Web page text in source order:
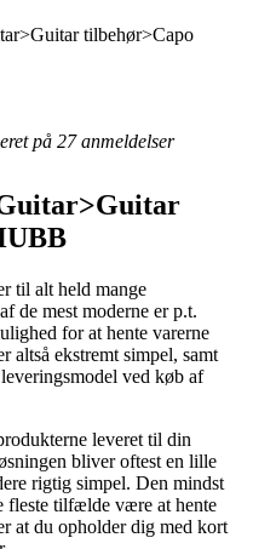
tilbehør>Capo
på 27anmeldelser
til alt held mange
de mest moderne er p.t.
for at hente varerne
altså ekstremt simpel, samt
ved køb af
leveret til din
bliver oftest en lille
rigtig simpel. Den mindst
fleste tilfælde være at hente
at du opholder dig med kort